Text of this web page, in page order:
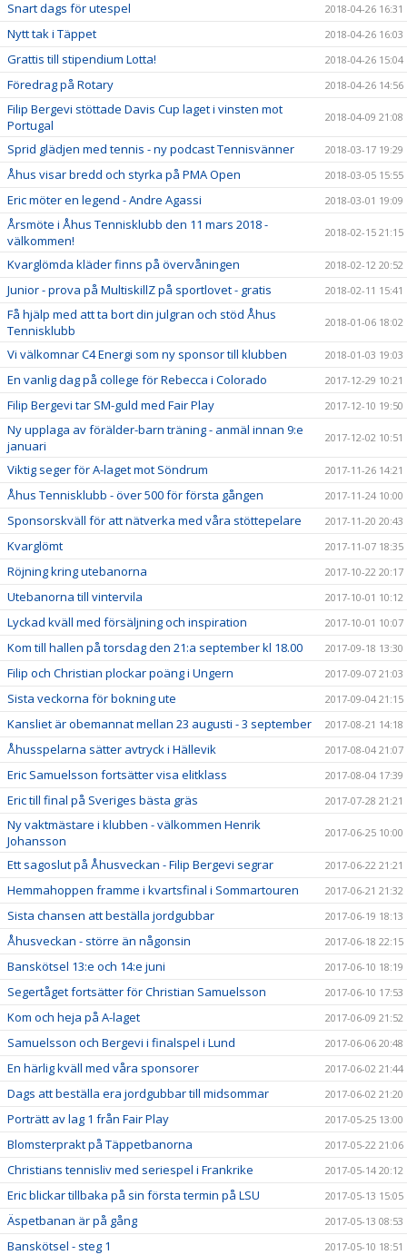
Snart dags för utespel 2018-04-26 16:31
Nytt tak i Täppet 2018-04-26 16:03
Grattis till stipendium Lotta! 2018-04-26 15:04
Föredrag på Rotary 2018-04-26 14:56
Filip Bergevi stöttade Davis Cup laget i vinsten mot
Portugal
2018-04-09 21:08
Sprid glädjen med tennis - ny podcast Tennisvänner 2018-03-17 19:29
Åhus visar bredd och styrka på PMA Open 2018-03-05 15:55
Eric möter en legend - Andre Agassi 2018-03-01 19:09
Årsmöte i Åhus Tennisklubb den 11 mars 2018 -
välkommen!
2018-02-15 21:15
Kvarglömda kläder finns på övervåningen 2018-02-12 20:52
Junior - prova på MultiskillZ på sportlovet - gratis 2018-02-11 15:41
Få hjälp med att ta bort din julgran och stöd Åhus
Tennisklubb
2018-01-06 18:02
Vi välkomnar C4 Energi som ny sponsor till klubben 2018-01-03 19:03
En vanlig dag på college för Rebecca i Colorado 2017-12-29 10:21
Filip Bergevi tar SM-guld med Fair Play 2017-12-10 19:50
Ny upplaga av förälder-barn träning - anmäl innan 9:e
januari
2017-12-02 10:51
Viktig seger för A-laget mot Söndrum 2017-11-26 14:21
Åhus Tennisklubb - över 500 för första gången 2017-11-24 10:00
Sponsorskväll för att nätverka med våra stöttepelare 2017-11-20 20:43
Kvarglömt 2017-11-07 18:35
Röjning kring utebanorna 2017-10-22 20:17
Utebanorna till vintervila 2017-10-01 10:12
Lyckad kväll med försäljning och inspiration 2017-10-01 10:07
Kom till hallen på torsdag den 21:a september kl 18.00 2017-09-18 13:30
Filip och Christian plockar poäng i Ungern 2017-09-07 21:03
Sista veckorna för bokning ute 2017-09-04 21:15
Kansliet är obemannat mellan 23 augusti - 3 september 2017-08-21 14:18
Åhusspelarna sätter avtryck i Hällevik 2017-08-04 21:07
Eric Samuelsson fortsätter visa elitklass 2017-08-04 17:39
Eric till final på Sveriges bästa gräs 2017-07-28 21:21
Ny vaktmästare i klubben - välkommen Henrik
Johansson
2017-06-25 10:00
Ett sagoslut på Åhusveckan - Filip Bergevi segrar 2017-06-22 21:21
Hemmahoppen framme i kvartsfinal i Sommartouren 2017-06-21 21:32
Sista chansen att beställa jordgubbar 2017-06-19 18:13
Åhusveckan - större än någonsin 2017-06-18 22:15
Banskötsel 13:e och 14:e juni 2017-06-10 18:19
Segertåget fortsätter för Christian Samuelsson 2017-06-10 17:53
Kom och heja på A-laget 2017-06-09 21:52
Samuelsson och Bergevi i finalspel i Lund 2017-06-06 20:48
En härlig kväll med våra sponsorer 2017-06-02 21:44
Dags att beställa era jordgubbar till midsommar 2017-06-02 21:20
Porträtt av lag 1 från Fair Play 2017-05-25 13:00
Blomsterprakt på Täppetbanorna 2017-05-22 21:06
Christians tennisliv med seriespel i Frankrike 2017-05-14 20:12
Eric blickar tillbaka på sin första termin på LSU 2017-05-13 15:05
Äspetbanan är på gång 2017-05-13 08:53
Banskötsel - steg 1 2017-05-10 18:51